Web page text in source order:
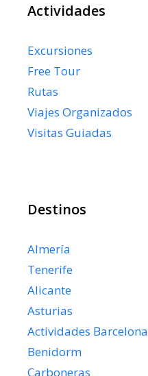
Actividades
Excursiones
Free Tour
Rutas
Viajes Organizados
Visitas Guiadas
Destinos
Almería
Tenerife
Alicante
Asturias
Actividades Barcelona
Benidorm
Carboneras